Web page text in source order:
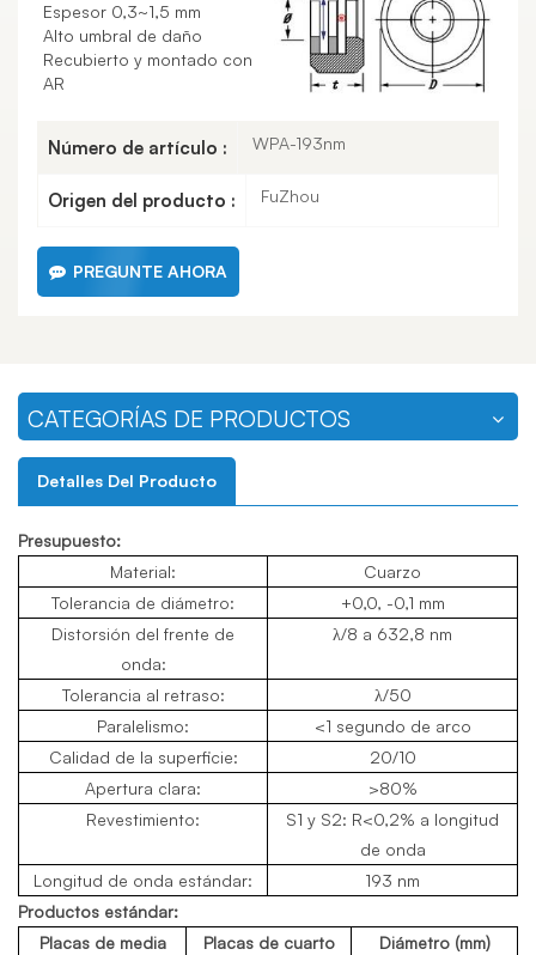
Espesor 0,3~1,5 mm
Alto umbral de daño
Recubierto y montado con
AR
Número de artículo : WPA-193nm
Origen del producto : FuZhou
PREGUNTE AHORA
CATEGORÍAS DE PRODUCTOS
Detalles Del Producto
Presupuesto:
Material:
Cuarzo
Tolerancia de diámetro:
+0,0, -0,1 mm
Distorsión del frente de
onda:
λ/8 a 632,8 nm
Tolerancia al retraso:
λ/50
Paralelismo:
<1 segundo de arco
Calidad de la superficie:
20/10
Apertura clara:
>80%
Revestimiento:
S1 y S2: R<0,2% a longitud
de onda
Longitud de onda estándar:
193 nm
Productos estándar:
Placas de media
Placas de cuarto
Diámetro (mm)